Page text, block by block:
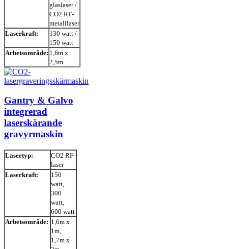
glaslaser /
CO2 RF-
metalllaser
Laserkraft:
130 watt /
150 watt
Arbetsområde: 1,6m x
2,5m
Gantry & Galvo
integrerad
laserskärande
gravyrmaskin
Lasertyp:
CO2 RF-
laser
Laserkraft:
150
watt,
300
watt,
600 watt
Arbetsområde: 1,6m x
1m,
1,7m x